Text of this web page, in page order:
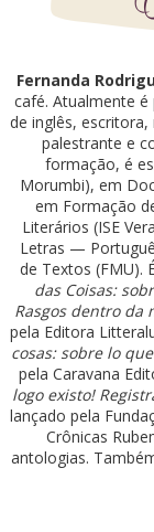
Fernanda
café. Atualmente
de inglês,
palestrante e
formação, é
Morumbi), em
em Formação
Literários (ISE
Letras —
de Textos (FMU).
das Coisas:
Rasgos dentro da
pela Editora
cosas: sobre lo
pela Caravana
logo existo!
lançado pela
Crônicas
antologias.